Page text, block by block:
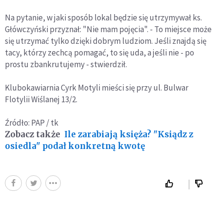
Na pytanie, w jaki sposób lokal będzie się utrzymywał ks.
Główczyński przyznał: "Nie mam pojęcia". - To miejsce może
się utrzymać tylko dzięki dobrym ludziom. Jeśli znajdą się
tacy, którzy zechcą pomagać, to się uda, a jeśli nie - po
prostu zbankrutujemy - stwierdził.
Klubokawiarnia Cyrk Motyli mieści się przy ul. Bulwar
Flotylii Wiślanej 13/2.
Źródło: PAP / tk
Zobacz także Ile zarabiają księża? "Ksiądz z
osiedla" podał konkretną kwotę